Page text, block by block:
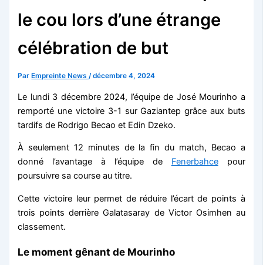
le cou lors d’une étrange
célébration de but
Par Empreinte News/décembre 4, 2024
Le lundi 3 décembre 2024, l’équipe de José Mourinho a
remporté une victoire 3-1 sur Gaziantep grâce aux buts
tardifs de Rodrigo Becao et Edin Dzeko.
À seulement 12 minutes de la fin du match, Becao a
donné l’avantage à l’équipe de Fenerbahcepour
poursuivre sa course au titre.
Cette victoire leur permet de réduire l’écart de points à
trois points derrière Galatasaray de Victor Osimhen au
classement.
Le moment gênant de Mourinho